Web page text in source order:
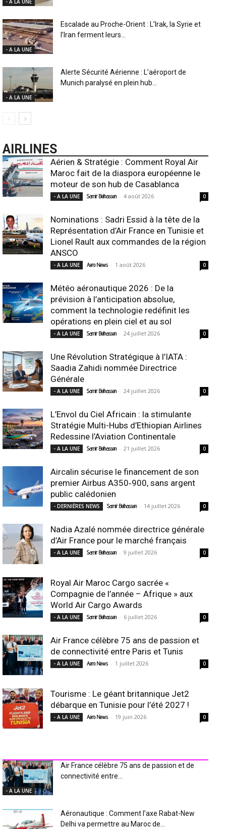
- A LA UNE
- A LA UNE
Escalade au Proche-Orient : L’Irak, la Syrie et
l’Iran ferment leurs...
- A LA UNE
Alerte Sécurité Aérienne : L’aéroport de
Munich paralysé en plein hub...
AIRLINES
Aérien & Stratégie : Comment Royal Air
Maroc fait de la diaspora européenne le
moteur de son hub de Casablanca
- A LA UNE Samir Belhassen - 4 août 2026 0
Nominations : Sadri Essid à la tête de la
Représentation d’Air France en Tunisie et
Lionel Rault aux commandes de la région
ANSCO
- A LA UNE Aero News - 1 août 2026 0
Météo aéronautique 2026 : De la
prévision à l’anticipation absolue,
comment la technologie redéfinit les
opérations en plein ciel et au sol
- A LA UNE Samir Belhassen - 24 juillet 2026 0
Une Révolution Stratégique à l’IATA :
Saadia Zahidi nommée Directrice
Générale
- A LA UNE Samir Belhassen - 24 juillet 2026 0
L’Envol du Ciel Africain : la stimulante
Stratégie Multi-Hubs d’Ethiopian Airlines
Redessine l’Aviation Continentale
- A LA UNE Samir Belhassen - 21 juillet 2026 0
Aircalin sécurise le financement de son
premier Airbus A350‑900, sans argent
public calédonien
- DERNIÈRES NEWS Samir Belhassen - 14 juillet 2026 0
Nadia Azalé nommée directrice générale
d’Air France pour le marché français
- A LA UNE Samir Belhassen - 9 juillet 2026 0
Royal Air Maroc Cargo sacrée «
Compagnie de l’année – Afrique » aux
World Air Cargo Awards
- A LA UNE Samir Belhassen - 6 juillet 2026 0
Air France célèbre 75 ans de passion et
de connectivité entre Paris et Tunis
- A LA UNE Aero News - 1 juillet 2026 0
Tourisme : Le géant britannique Jet2
débarque en Tunisie pour l’été 2027 !
- A LA UNE Aero News - 19 juin 2026 0
- A LA UNE
Air France célèbre 75 ans de passion et de
connectivité entre...
Aéronautique : Comment l’axe Rabat-New
Delhi va permettre au Maroc de...